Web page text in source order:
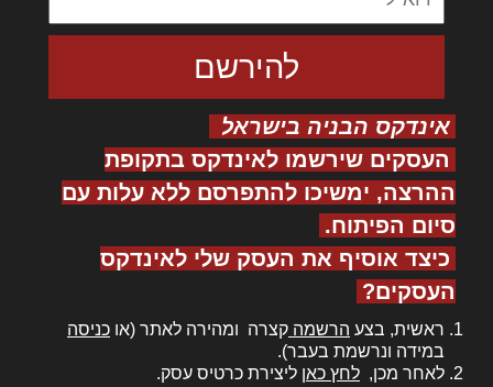
אינדקס הבניה בישראל
העסקים שירשמו לאינדקס בתקופת
ההרצה, ימשיכו להתפרסם ללא עלות עם
סיום הפיתוח.
כיצד אוסיף את העסק שלי לאינדקס
העסקים?
ראשית, בצע הרשמה קצרה ומהירה לאתר (או כניסה
במידה ונרשמת בעבר).
לאחר מכן, לחץ כאן ליצירת כרטיס עסק.